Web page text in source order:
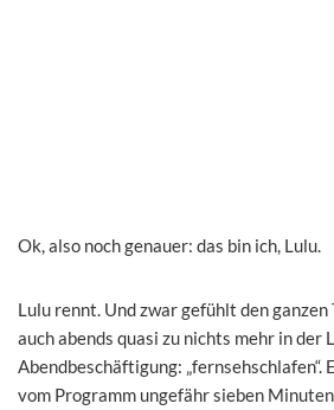
Ok, also noch genauer: das bin ich, Lulu.
Lulu rennt. Und zwar gefühlt den ganzen
auch abends quasi zu nichts mehr in der
Abendbeschäftigung: „fernsehschlafen“.
vom Programm ungefähr sieben